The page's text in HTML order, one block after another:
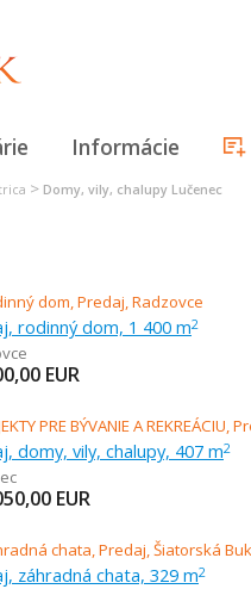
Informácie
> Domy, vily, chalupy Lučenec
rodinný dom, 1 400 m2
EUR
domy, vily, chalupy, 407 m2
EUR
záhradná chata, 329 m2